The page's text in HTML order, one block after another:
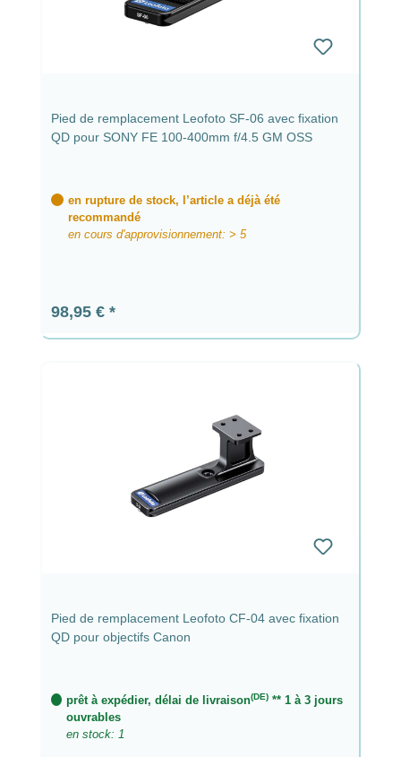
Pied de remplacement Leofoto SF-06 avec fixation
QD pour SONY FE 100-400mm f/4.5 GM OSS
en rupture de stock, l’article a déjà été
recommandé
en cours d'approvisionnement: > 5
Prix régulier :
98,95 €
Pied de remplacement Leofoto CF-04 avec fixation
QD pour objectifs Canon
prêt à expédier, délai de livraison(DE)** 1 à 3 jours
ouvrables
en stock: 1